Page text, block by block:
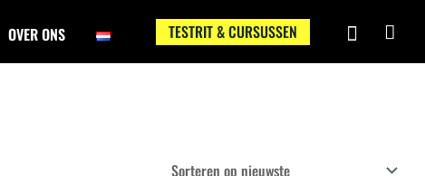
OVER ONS TESTRIT & CURSUSSEN